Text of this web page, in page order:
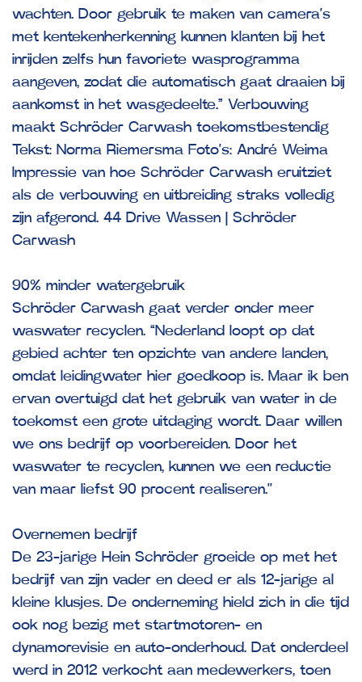
wachten. Door gebruik te maken van camera’s
met kentekenherkenning kunnen klanten bij het
inrijden zelfs hun favoriete wasprogramma
aangeven, zodat die automatisch gaat draaien bij
aankomst in het wasgedeelte.” Verbouwing
maakt Schröder Carwash toekomstbestendig
Tekst: Norma Riemersma Foto’s: André Weima
Impressie van hoe Schröder Carwash eruitziet
als de verbouwing en uitbreiding straks volledig
zijn afgerond. 44 Drive Wassen | Schröder
Carwash
90% minder watergebruik
Schröder Carwash gaat verder onder meer
waswater recyclen. “Nederland loopt op dat
gebied achter ten opzichte van andere landen,
omdat leidingwater hier goedkoop is. Maar ik ben
ervan overtuigd dat het gebruik van water in de
toekomst een grote uitdaging wordt. Daar willen
we ons bedrijf op voorbereiden. Door het
waswater te recyclen, kunnen we een reductie
van maar liefst 90 procent realiseren.’’
Overnemen bedrijf
De 23-jarige Hein Schröder groeide op met het
bedrijf van zijn vader en deed er als 12-jarige al
kleine klusjes. De onderneming hield zich in die tijd
ook nog bezig met startmotoren- en
dynamorevisie en auto-onderhoud. Dat onderdeel
werd in 2012 verkocht aan medewerkers, toen